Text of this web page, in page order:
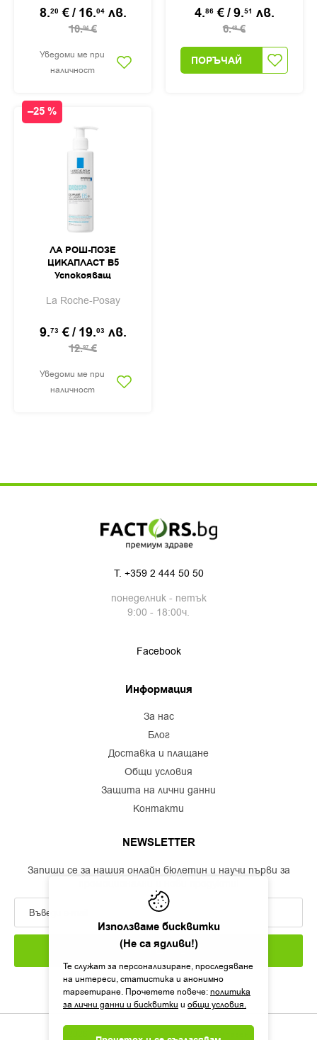
Използваме бисквитки
(Не са ядливи!)
Те служат за персонализиране, проследяване
на интереси, статистика и анонимно
таргетиране. Прочетете повече:политика
за лични данни и бисквитки и общи условия.
козметични пилинги и
пост-лазерни
процедури балсам
8.20 €/ 16.04 лв.
10.94 €
Уведоми ме при
наличност
4.86 €/9.51 лв.
6.48 €
ПОРЪЧАЙ
–25 %
ЛА РОШ-ПОЗЕ
ЦИКАПЛАСТ B5
Успокояващ
лице, тяло и скалп
La Roche-Posay
9.73 €/ 19.03 лв.
12.97 €
Уведоми ме при
наличност
T. +359 2 444 50 50
понеделник - петък
9:00 - 18:00ч.
Facebook
Информация
за нас
блог
доставка и плащане
общи условия
защита на лични данни
контакти
NEWSLETTER
Запиши се за нашия онлайн бюлетин и научи първи за
ЗАПИШИ СЕ
©2026 framemedical.bg. Всички права запазени!